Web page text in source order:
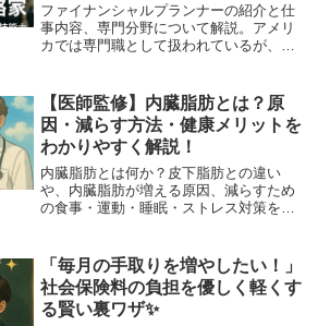
ファイナンシャルプランナーの紹介と仕
事内容、専門分野について解説。アメリ
カでは専門職として扱われているが、日
ファイナンシャルプランナーという仕事
を知らない方にも分かるように体型だて
て解説しています。
【医師監修】内臓脂肪とは？原
因・減らす方法・健康メリットを
わかりやすく解説！
内臓脂肪とは何か？皮下脂肪との違い
や、内臓脂肪が増える原因、減らすため
の食事・運動・睡眠・ストレス対策を医
まとめました。
「毎月の手取りを増やしたい！」
社会保険料の負担を優しく軽くす
る賢い裏ワザ✨